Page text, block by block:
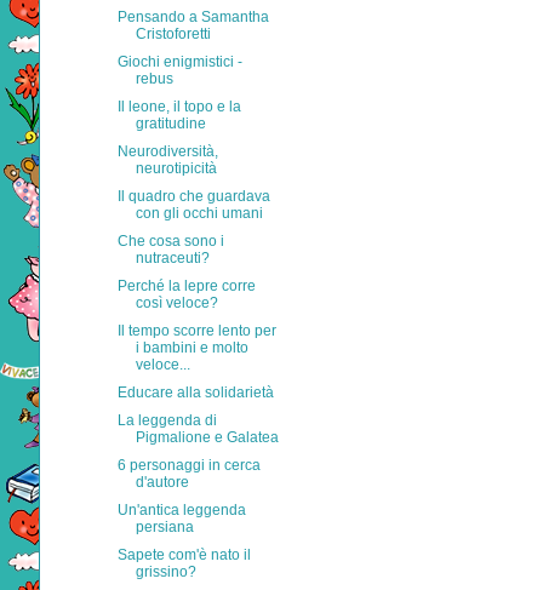
Pensando a Samantha
Cristoforetti
Giochi enigmistici -
rebus
Il leone, il topo e la
gratitudine
Neurodiversità,
neurotipicità
Il quadro che guardava
con gli occhi umani
Che cosa sono i
nutraceuti?
Perché la lepre corre
così veloce?
Il tempo scorre lento per
i bambini e molto
veloce...
Educare alla solidarietà
La leggenda di
Pigmalione e Galatea
6 personaggi in cerca
d'autore
Un'antica leggenda
persiana
Sapete com'è nato il
grissino?